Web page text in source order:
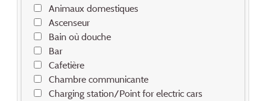
Animaux domestiques
Ascenseur
Bain où douche
Bar
Cafetière
Chambre communicante
Charging station/Point for electric cars